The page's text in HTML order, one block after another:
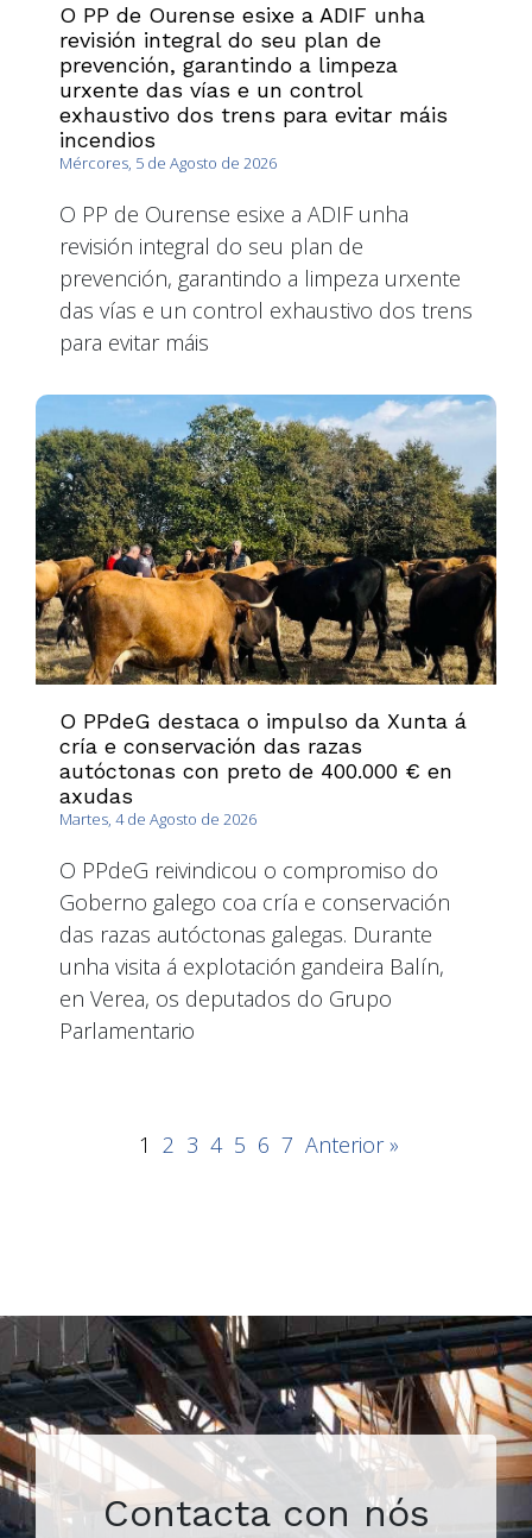
O PP de Ourense esixe a ADIF unha
revisión integral do seu plan de
prevención, garantindo a limpeza
urxente das vías e un control
exhaustivo dos trens para evitar máis
incendios
Mércores, 5 de Agosto de 2026
O PP de Ourense esixe a ADIF unha
revisión integral do seu plan de
prevención, garantindo a limpeza urxente
das vías e un control exhaustivo dos trens
para evitar máis
O PPdeG destaca o impulso da Xunta á
cría e conservación das razas
autóctonas con preto de 400.000 € en
axudas
Martes, 4 de Agosto de 2026
O PPdeG reivindicou o compromiso do
Goberno galego coa cría e conservación
das razas autóctonas galegas. Durante
unha visita á explotación gandeira Balín,
en Verea, os deputados do Grupo
Parlamentario
1 2 3 4 5 6 7 Anterior »
Contacta con nós